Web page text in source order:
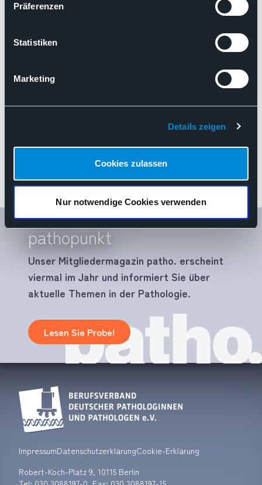
Präferenzen
Statistiken
Marketing
Details zeigen
Cookies zulassen
Nur notwendige Cookies verwenden
Angemessene Refinanzierung von zur Qualitätssicherung
pathopunkt
Unser Mitgliedermagazin patho. erscheint
viermal im Jahr und informiert Sie über
aktuelle Themen in der Pathologie.
Lesen Sie Probe!
ImpressumDatenschutzerklärungCookie-Erklärung
Robert-Koch-Platz 9, 10115 Berlin